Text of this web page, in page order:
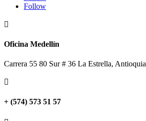
Follow

Oficina Medellín
Carrera 55 80 Sur # 36 La Estrella, Antioquia

+ (574) 573 51 57